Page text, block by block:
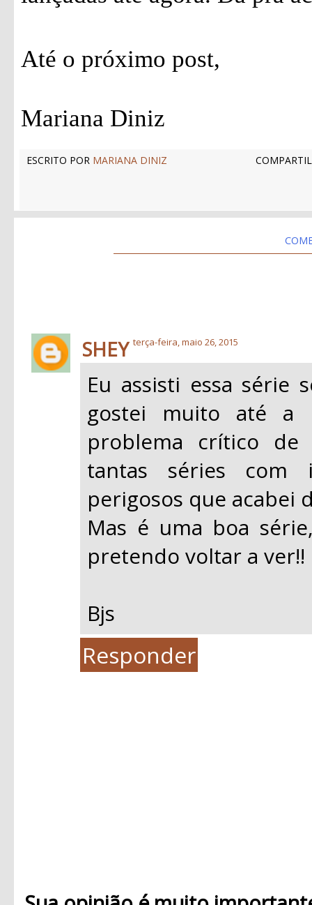
Até o próximo post,
Mariana Diniz
ESCRITO POR MARIANA DINIZ
SHEY terça-feira, maio 26, 2015
Eu assisti essa série
gostei muito até a
problema crítico
tantas séries com
perigosos que acabei
Mas é uma boa
pretendo voltar a ver!!
Bjs
Responder